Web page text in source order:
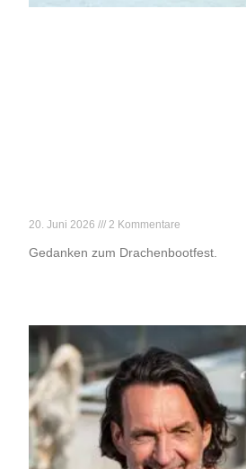
20. Juni 2026 2 Kommentare
Gedanken zum Drachenbootfest.